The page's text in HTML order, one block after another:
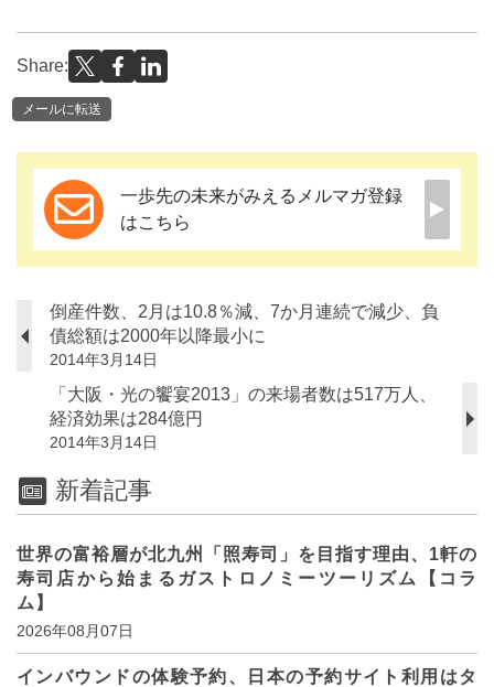
Share:
メールに転送
一歩先の未来がみえるメルマガ登録
はこちら
倒産件数、2月は10.8％減、7か月連続で減少、負
債総額は2000年以降最小に
2014年3月14日
「大阪・光の饗宴2013」の来場者数は517万人、
経済効果は284億円
2014年3月14日
新着記事
世界の富裕層が北九州「照寿司」を目指す理由、1軒の
寿司店から始まるガストロノミーツーリズム【コラ
ム】
2026年08月07日
インバウンドの体験予約、日本の予約サイト利用はタ